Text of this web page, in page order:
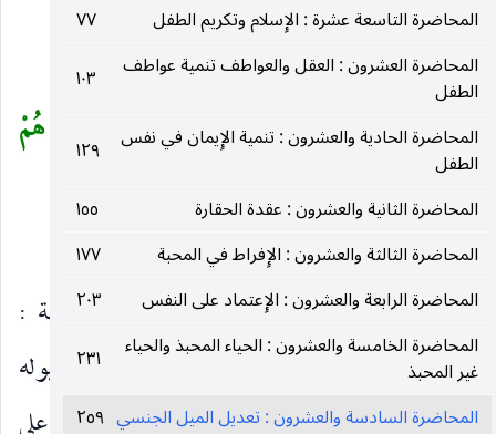
المحاضرة التاسعة عشرة : الإِسلام وتكريم الطفل
٧٧
المحاضرة العشرون : العقل والعواطف تنمية عواطف
الطفل
١٠٣
المحاضرة الحادية والعشرون : تنمية الإِيمان في نفس
الطفل
١٢٩
المحاضرة الثانية والعشرون : عقدة الحقارة
١٥٥
المحاضرة الثالثة والعشرون : الإِفراط في المحبة
١٧٧
المحاضرة الرابعة والعشرون : الإِعتماد على النفس
٢٠٣
المحاضرة الخامسة والعشرون : الحياء المحبذ والحياء
غير المحبذ
٢٣١
المحاضرة السادسة والعشرون : تعديل الميل الجنسي ٢٥٩
تعديل الميل الجنسي
قال الله تعالى في كتابه العظيم :( . . . وَالَّذِينَ هُمْ
لِفُرُوجِهِمْ حَافِظُونَ
العفة :
من الصفات الفاضلة والملكات الإِنسانية القيمة :
العفة . إنها تدعو الفرد إلى الإِتزان في الإِستجابة لميوله